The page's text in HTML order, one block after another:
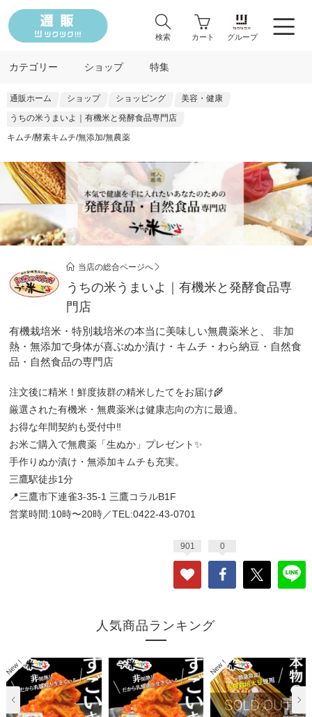
検索 カート グループ
カテゴリー ショップ 特集
通販ホーム ショップ ショッピング
美容・健康
うちの米うまいよ｜有機米と発酵食品専門店
キムチ/酵素キムチ/無添加/無農薬
当店の総合ページへ
うちの米うまいよ｜有機米と発酵食品専
門店
有機栽培米・特別栽培米の本当に美味しい無農薬米と、 非加
熱・無添加で身体が喜ぶぬか漬け・キムチ・わら納豆・自然食
品・自然食品の専門店
注文後に精米！鮮度抜群の精米したてをお届け🌾
厳選された有機米・無農薬米は健康志向の方に最適。
お得な年間契約も受付中‼️
お米ご購入で無農薬「生ぬか」プレゼント✨
手作りぬか漬け・無添加キムチも充実。
三鷹駅徒歩1分
📍三鷹市下連雀3-35-1 三鷹コラルB1F
営業時間:10時〜20時／TEL:0422-43-0701
901 0
人気商品ランキング